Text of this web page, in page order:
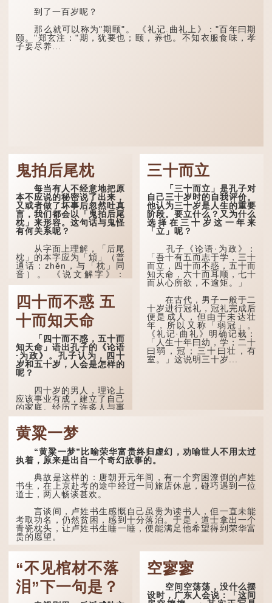
到了一百岁呢？
那么就可以称为"期颐"。 《礼记.曲礼上》："百年曰期
颐。"郑玄注："期，犹要也；颐，养也。不知衣服食味，孝
子要尽养...
鬼拍后尾枕
每当有人不经意地把原
本不应说的秘密说了出来，
又或者做了坏事后忽然吐真
言，我们都会以「鬼拍后尾
枕」来形容。这句话与鬼怪
有何关系呢？
从字面上理解，「后尾
枕」的本字应为「䪴」（普
通话：zhěn，与「枕」同
音）。 《说文解字》：
民间流传有一种说法，
人会将一些不欲为人所知的
记忆藏于颈后之处。如果忽
然吐真言，就好像被不明东
西（如鬼魂）在后脑拍了一
下，藏在脑中的秘密便脱口
而出。
因此...
四十而不惑 五
十而知天命
「四十而不惑，五十而
知天命」语出孔子的《论语
·为政》。孔子认为，四十
岁和五十岁，人会是怎样的
呢？
四十岁的男人，理论上
应该事业有成，建立了自己
的家庭。经历了许多人与事
之后，对事物有了自己的判
断能力，不会轻易为表象所
迷惑。
孔子在《论语·子罕》
也说：「知者不惑，仁者不
忧，勇者不惧。」「知」与
智慧的「智」相通，四十岁
的男人应已累积足够智慧，
不再对自己的人生感到困
惑、忧虑与恐惧。
到了五十岁，...
三十而立
「三十而立」是孔子对
自己三十岁时的自我评价。
他认为三十岁是人生的重要
阶段。要立什么？又为什么
选择在三十岁这一年来
「立」呢？
孔子《论语·为政》：
「吾十有五而志于学，三十
而立，四十而不惑，五十而
知天命，六十而耳顺，七十
而从心所欲，不逾矩。」
在古代，男子一般于二
十岁进行冠礼，冠礼完成后
便是成人，但由于未达壮
年，所以又称「弱冠」。
《礼记·曲礼》明确记载：
「人生十年曰幼，学；二十
曰弱，冠；三十曰壮，有
室。」这说明三十岁...
黄粱一梦
“黄粱一梦”比喻荣华富贵终归虚幻，劝喻世人不用太过
执着，原来是出自一个奇幻故事的。
典故是这样的：唐朝开元年间，有一个穷困潦倒的卢姓
书生，在上京赴考的途中经过一间旅店休息，碰巧遇到一位
道士，两人畅谈甚欢。
言谈间，卢姓书生感慨自己虽贵为读书人，但一直未能
考取功名，仍然贫困，感到十分落泊。于是，道士拿出一个
青瓷枕头，让卢姓书生睡一睡，便能满足他希望得到荣华富
贵的愿望。
这时，...
“不见棺材不落
泪”下一句是？
空寥寥
空间空荡荡，没什么摆
设时，广东人会说：「这间